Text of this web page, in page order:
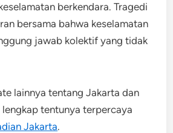
berkendara. Tragedi
bersama bahwa keselamatan
jawab kolektif yang tidak
lainnya tentang Jakarta dan
tentunya terpercaya
Jakarta.